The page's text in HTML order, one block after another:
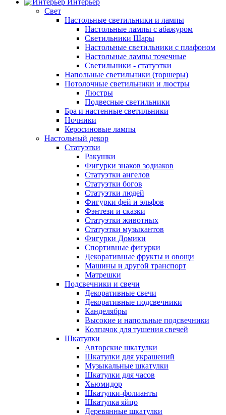
Интерьер
Свет
Настольные светильники и лампы
Настольные лампы с абажуром
Светильники Шары
Настольные светильники с плафоном
Настольные лампы точечные
Светильники - статуэтки
Напольные светильники (торшеры)
Потолочные светильники и люстры
Люстры
Подвесные светильники
Бра и настенные светильники
Ночники
Керосиновые лампы
Настольный декор
Статуэтки
Ракушки
Фигурки знаков зодиаков
Статуэтки ангелов
Статуэтки богов
Статуэтки людей
Фигурки фей и эльфов
Фэнтези и сказки
Статуэтки животных
Статуэтки музыкантов
Фигурки Домики
Спортивные фигурки
Декоративные фрукты и овощи
Машины и другой транспорт
Матрешки
Подсвечники и свечи
Декоративные свечи
Декоративные подсвечники
Канделябры
Высокие и напольные подсвечники
Колпачок для тушения свечей
Шкатулки
Авторские шкатулки
Шкатулки для украшений
Музыкальные шкатулки
Шкатулки для часов
Хьюмидор
Шкатулки-фолианты
Шкатулка яйцо
Деревянные шкатулки